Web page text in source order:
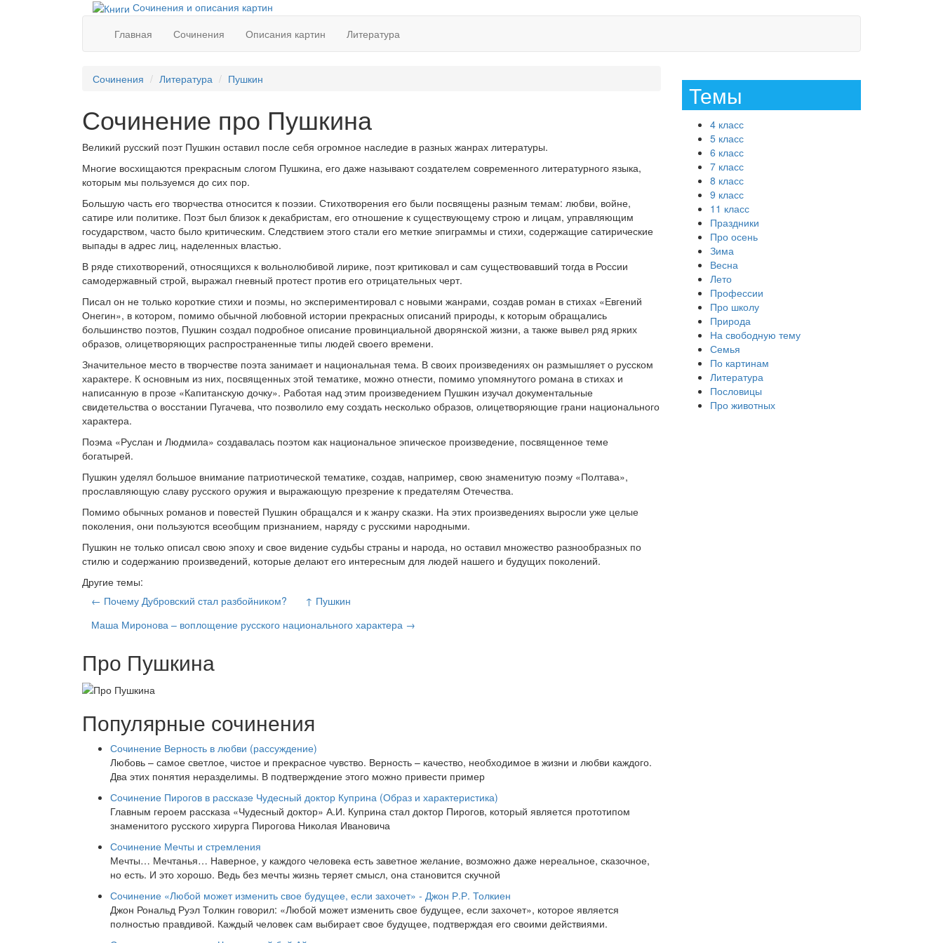
Сочинения и описания картин
Главная
Сочинения Описания картин Литература
Сочинения Литература Пушкин
Сочинение про Пушкина
Великий русский поэт Пушкин оставил после себя огромное наследие в разных жанрах литературы.
Многие восхищаются прекрасным слогом Пушкина, его даже называют создателем современного литературного языка,
которым мы пользуемся до сих пор.
Большую часть его творчества относится к поэзии. Стихотворения его были посвящены разным темам: любви, войне,
сатире или политике. Поэт был близок к декабристам, его отношение к существующему строю и лицам, управляющим
государством, часто было критическим. Следствием этого стали его меткие эпиграммы и стихи, содержащие сатирические
выпады в адрес лиц, наделенных властью.
В ряде стихотворений, относящихся к вольнолюбивой лирике, поэт критиковал и сам существовавший тогда в России
самодержавный строй, выражал гневный протест против его отрицательных черт.
Писал он не только короткие стихи и поэмы, но экспериментировал с новыми жанрами, создав роман в стихах «Евгений
Онегин», в котором, помимо обычной любовной истории прекрасных описаний природы, к которым обращались
большинство поэтов, Пушкин создал подробное описание провинциальной дворянской жизни, а также вывел ряд ярких
образов, олицетворяющих распространенные типы людей своего времени.
Значительное место в творчестве поэта занимает и национальная тема. В своих произведениях он размышляет о русском
характере. К основным из них, посвященных этой тематике, можно отнести, помимо упомянутого романа в стихах и
написанную в прозе «Капитанскую дочку». Работая над этим произведением Пушкин изучал документальные
свидетельства о восстании Пугачева, что позволило ему создать несколько образов, олицетворяющие грани национального
характера.
Поэма «Руслан и Людмила» создавалась поэтом как национальное эпическое произведение, посвященное теме
богатырей.
Пушкин уделял большое внимание патриотической тематике, создав, например, свою знаменитую поэму «Полтава»,
прославляющую славу русского оружия и выражающую презрение к предателям Отечества.
Помимо обычных романов и повестей Пушкин обращался и к жанру сказки. На этих произведениях выросли уже целые
поколения, они пользуются всеобщим признанием, наряду с русскими народными.
Пушкин не только описал свою эпоху и свое видение судьбы страны и народа, но оставил множество разнообразных по
стилю и содержанию произведений, которые делают его интересным для людей нашего и будущих поколений.
Другие темы:
← Почему Дубровский стал разбойником?
↑ Пушкин
Маша Миронова – воплощение русского национального характера →
Про Пушкина
Популярные сочинения
Сочинение Верность в любви (рассуждение)
Любовь – самое светлое, чистое и прекрасное чувство. Верность – качество, необходимое в жизни и любви каждого.
Два этих понятия неразделимы. В подтверждение этого можно привести пример
Сочинение Пирогов в рассказе Чудесный доктор Куприна (Образ и характеристика)
Главным героем рассказа «Чудесный доктор» А.И. Куприна стал доктор Пирогов, который является прототипом
знаменитого русского хирурга Пирогова Николая Ивановича
Сочинение Мечты и стремления
Мечты… Мечтанья… Наверное, у каждого человека есть заветное желание, возможно даже нереальное, сказочное,
но есть. И это хорошо. Ведь без мечты жизнь теряет смысл, она становится скучной
Сочинение «Любой может изменить свое будущее, если захочет» - Джон Р.Р. Толкиен
Джон Рональд Руэл Толкин говорил: «Любой может изменить свое будущее, если захочет», которое является
полностью правдивой. Каждый человек сам выбирает свое будущее, подтверждая его своими действиями.
Темы
4 класс
5 класс
6 класс
7 класс
8 класс
9 класс
11 класс
Праздники
Про осень
Зима
Весна
Лето
Профессии
Про школу
Природа
На свободную тему
Семья
По картинам
Литература
Пословицы
Про животных